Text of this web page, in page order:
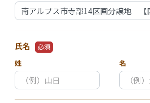
氏名 必須
姓 名